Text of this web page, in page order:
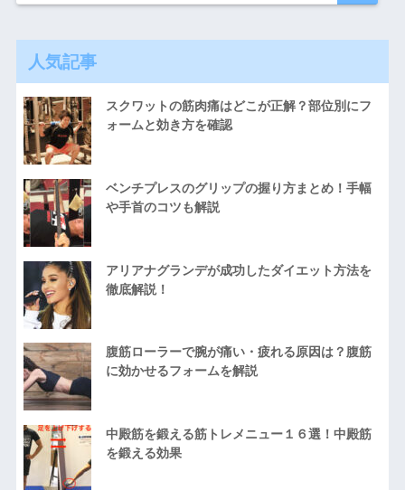
人気記事
スクワットの筋肉痛はどこが正解？部位別にフ
ォームと効き方を確認
ベンチプレスのグリップの握り方まとめ！手幅
や手首のコツも解説
アリアナグランデが成功したダイエット方法を
徹底解説！
腹筋ローラーで腕が痛い・疲れる原因は？腹筋
に効かせるフォームを解説
中殿筋を鍛える筋トレメニュー１６選！中殿筋
を鍛える効果